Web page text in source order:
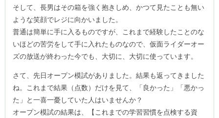
そして、長男はその箱を強く抱きしめ、かつて見たことも無い
ような笑顔でレジに向かいました。
普通は簡単に手に入るものですが、これまで経験したことのな
いほどの苦労をして手に入れたものなので、仮面ライダーオー
ズの放送が終わった今でも、大切に、大切に使っています。
さて、先日オープン模試がありました。結果も返ってきました
ね。これまで結果（点数）だけを見て、「良かった」「悪かっ
た」と一喜一憂していた人はいませんか？
オープン模試の結果は、【これまでの学習習慣を点検する資